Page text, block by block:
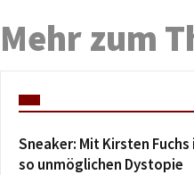
Mehr zum
Sneaker: Mit Kirsten
so unmöglichen Dystopie